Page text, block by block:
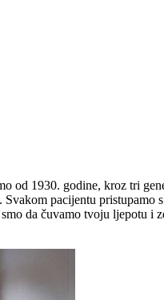
od 1930. godine, kroz tri
pacijentu
da čuvamo tvoju ljepotu i